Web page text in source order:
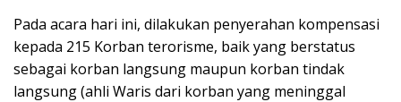
Pada acara hari ini, dilakukan penyerahan kompensasi
kepada 215 Korban terorisme, baik yang berstatus
sebagai korban langsung maupun korban tindak
langsung (ahli Waris dari korban yang meninggal